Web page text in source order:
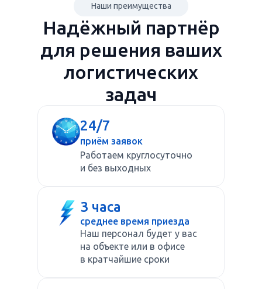
Наши преимущества
Надёжный партнёр
для решения ваших
логистических
задач
24/7
приём заявок
Работаем круглосуточно
и без выходных
3 часа
среднее время приезда
Наш персонал будет у вас
на объекте или в офисе
в кратчайшие сроки